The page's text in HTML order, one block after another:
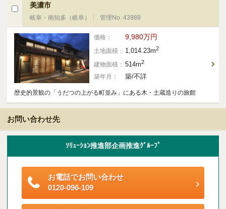
美濃市
岐阜・南知多（岐阜） 管理No. 43989
価格： 9,980万円
土地面積： 1,014.23m2
建物面積： 514m2
築年月： 築/不詳
歴史的景観の「うだつの上がる町並み」にある木・土蔵造りの旅館
お問い合わせ先
ｿﾘｭｰｼｮﾝ推進部企画推進ｸﾞﾙｰﾌﾟ
お電話でお問い合わせ
0120-096-109
新着物件お知らせメールに登録
ご契約後アンケートのご案内